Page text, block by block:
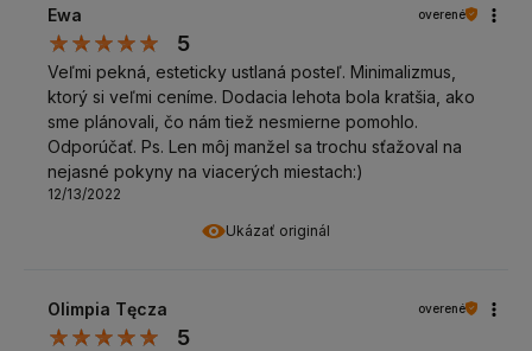
Ukázať originál
Ewa overené
5
Veľmi pekná, esteticky ustlaná posteľ. Minimalizmus,
ktorý si veľmi ceníme. Dodacia lehota bola kratšia, ako
sme plánovali, čo nám tiež nesmierne pomohlo.
Odporúčať. Ps. Len môj manžel sa trochu sťažoval na
nejasné pokyny na viacerých miestach:)
12/13/2022
Olimpia Tęcza overené
5